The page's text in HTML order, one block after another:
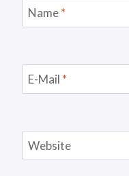
Name*
E-Mail *
Website